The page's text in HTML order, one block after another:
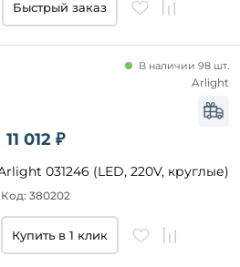
Быстрый заказ
11 012 ₽
031246 (LED, 220V, круглые)
В наличии 98 шт.
Код: 380202
Arlight
Купить в 1 клик